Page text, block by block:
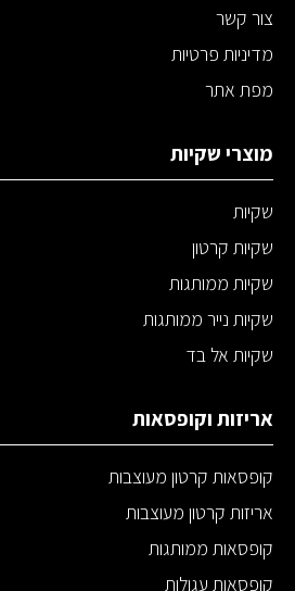
צור קשר
מדיניות פרטיות
מפת אתר
מוצרי שקיות
שקיות
שקיות קרטון
שקיות ממותגות
שקיות נייר ממותגות
שקיות אל בד
אריזות וקופסאות
קופסאות קרטון מעוצבות
אריזות קרטון מעוצבות
קופסאות ממותגות
קופסאות עגולות